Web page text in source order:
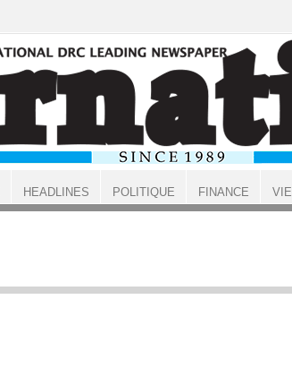
HEADLINES POLITIQUE FINANCE VIE